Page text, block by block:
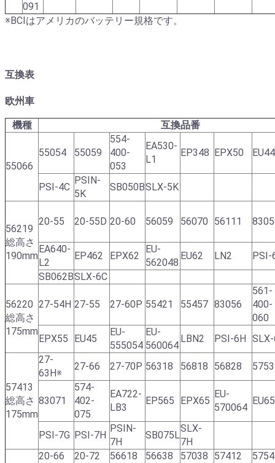
091
※BCIはアメリカのバッテリー規格です。
互換表
欧州車
機種 互換品番
55066
55054 55059
554-
400-
053
EA530-
L1
EP348 EPX50 EU44
PSI-4C
PSIN-
5K
SB050BSLX-5K
56219
総高さ
190mm
20-55 20-55D 20-60 56059 56070 56111
EA640-
L2
EP462 EPX62
EU-
562048
EU62 LN2
PSI-
SB062BSLX-6C
56220
総高さ
175mm
27-54H 27-55 27-60P 55421 55457 83056
561-
400-
060
EPX55
EU45
EU-
555054
EU-
560064
LBN2 PSI-6H
57413
総高さ
175mm
27-
63H※
27-66 27-70P 56318 56818 56828
83071
574-
402-
075
EA722-
LB3
EP565 EPX65
EU-
570064
EU65
PSI-7G PSI-7H
PSIN-
7H
SB075L
SLX-
7H
20-66 20-72 56618 56638 57038 57412